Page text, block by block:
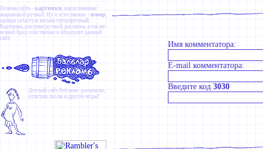
Основа сайта - картинки , нарисованные
шариковой ручкой. Ну и естественно - юмор ,
правда зачастую весьма специфичный.
Картинки, рисунки ручкой, рассказы, а так же
всякий бред собственно и образуют данный
сайт.
Детский сайт Ребзики: раскраски,
отличия, пазлы и другие игры!
Имя комментатора:
E-mail комментатора:
Введите код 3030